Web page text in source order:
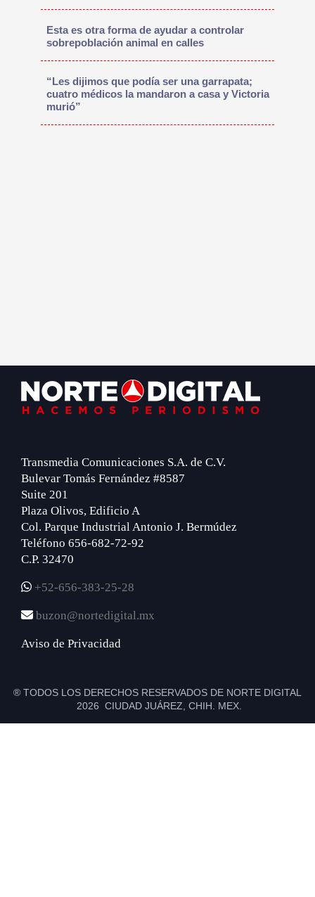
Esta es otra forma de ayudar a controlar
sobrepoblación animal en calles
“Les dijimos que podía ser una garrapata;
cuatro médicos la mandaron a casa y Victoria
murió”
Footer
Transmedia Comunicaciones S.A. de C.V.
Bulevar Tomás Fernández #8587
Suite 201
Plaza Olivos, Edificio A
Col. Parque Industrial Antonio J. Bermúdez
Teléfono 656-682-72-92
C.P. 32470
+52-656-383-25-28
buzon@nortedigital.mx
Aviso de Privacidad
® TODOS LOS DERECHOS RESERVADOS DE NORTE DIGITAL
2026 CIUDAD JUÁREZ, CHIH. MEX.